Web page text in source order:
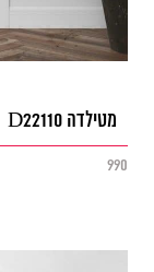
מטילדה D22110
990